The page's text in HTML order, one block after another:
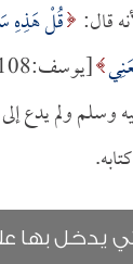
قال: قُلْ هَذِهِ
وسلم ولم يدع
يدخل بها